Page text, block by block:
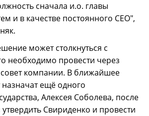
сначала и.о. главы
и в качестве постоянного CEO",
может столкнуться с
необходимо провести через
компании. В ближайшее
ещё одного
Алексея Соболева, после
Свириденко и провести